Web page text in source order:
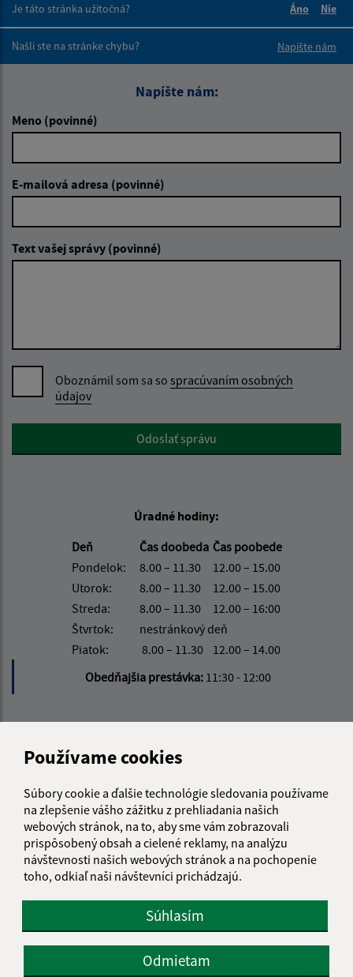
Používame cookies
Súbory cookie a ďalšie technológie sledovania používame
na zlepšenie vášho zážitku z prehliadania našich
webových stránok, na to, aby sme vám zobrazovali
prispôsobený obsah a cielené reklamy, na analýzu
návštevnosti našich webových stránok a na pochopenie
toho, odkiaľ naši návštevníci prichádzajú.
Súhlasím
Odmietam
Je táto stránka užitočná?
Áno
Nie
Našli ste na stránke chybu?
Napíšte nám
Napíšte nám:
Meno (povinné)
E-mailová adresa (povinné)
Text vašej správy (povinné)
Oboznámil som sa so spracúvaním osobných
údajov
Google reCaptcha ResponseOdoslať správu
Úradné hodiny:
Deň
Čas doobeda Čas poobede
Pondelok:
8.00 – 11.30
12.00 – 15.00
Utorok:
8.00 – 11.30
12.00 – 15.00
Streda:
8.00 – 11.30
12.00 – 16:00
Štvrtok:
nestránkový deň
Piatok:
8.00 – 11.30
12.00 – 14.00
Obedňajšia prestávka: 11:30 - 12:00
Obecný úrad Tušice
072 02 Tušická Nová Ves
info@obectusice.sk
+421 56 649 57 14
IČO: 00325911